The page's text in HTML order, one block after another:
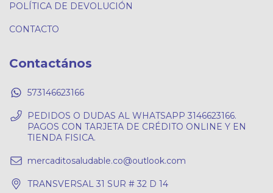
POLÍTICA DE DEVOLUCIÓN
CONTACTO
Contactános
573146623166
PEDIDOS O DUDAS AL WHATSAPP 3146623166.
PAGOS CON TARJETA DE CRÉDITO ONLINE Y EN
TIENDA FISICA.
mercaditosaludable.co@outlook.com
TRANSVERSAL 31 SUR # 32 D 14